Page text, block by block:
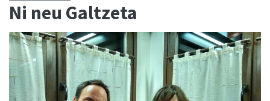
Ni neu Galtzeta